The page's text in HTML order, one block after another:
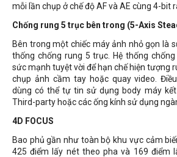
mỗi lần chụp ở chế độ AF và AE cùng 4-bit
Chống rung 5 trục bên trong (5-Axis
Bên trong một chiếc máy ảnh nhỏ gọn là
thống chống rung 5 trục. Hệ thống
sức mạnh tuyệt vời để hạn chế hiện tượng
chụp ảnh cầm tay hoặc quay video.
dùng có thể tự tin sử dụng body máy
Third-party hoặc các ống kính sử dụng
4D FOCUS
Bao phủ gần như toàn bộ khu vực cảm
425 điểm lấy nét theo pha và 169 điểm